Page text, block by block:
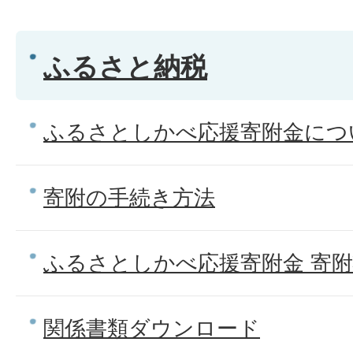
ふるさと納税
ふるさとしかべ応援寄附金に
寄附の手続き方法
ふるさとしかべ応援寄附金 寄
関係書類ダウンロード